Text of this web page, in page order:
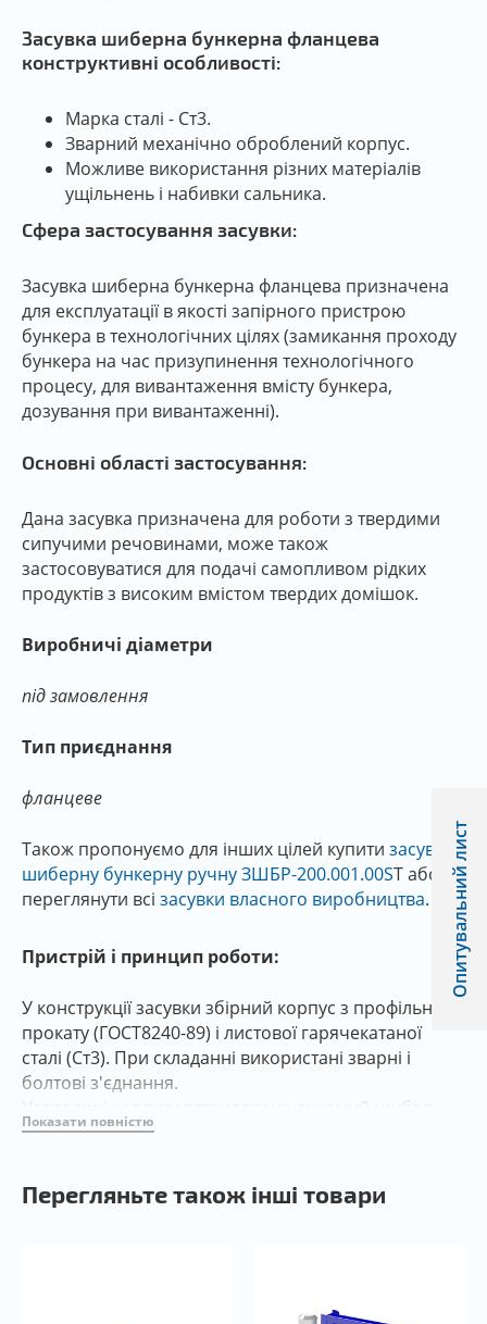
Засувка шиберна бункерна фланцева
конструктивні особливості:
Марка сталі - Ст3.
Зварний механічно оброблений корпус.
Можливе використання різних матеріалів
ущільнень і набивки сальника.
Сфера застосування засувки:
Засувка шиберна бункерна фланцева призначена
для експлуатації в якості запірного пристрою
бункера в технологічних цілях (замикання проходу
бункера на час призупинення технологічного
процесу, для вивантаження вмісту бункера,
дозування при вивантаженні).
Основні області застосування:
Дана засувка призначена для роботи з твердими
сипучими речовинами, може також
застосовуватися для подачі самопливом рідких
продуктів з високим вмістом твердих домішок.
Виробничі діаметри
під замовлення
Тип приєднання
фланцеве
Також пропонуємо для інших цілей купити засувку
шиберну бункерну ручну ЗШБР-200.001.00ST або
переглянути всі засувки власного виробництва.
Пристрій і принцип роботи:
У конструкції засувки збірний корпус з профільного
прокату (ГОСТ8240-89) і листової гарячекатаної
сталі (Ст3). При складанні використані зварні і
болтові з'єднання.
Усередині корпусу встановлено рухомий шибер,
що переміщується ходовим електроприводом.
Шибер опирається на підшипникові опори.
Робочий прохід засувки обладнаний з'ємним
ущільнення від надмірного засмічення.
Показати повністю
Перегляньте також інші товари
Опитувальний лист